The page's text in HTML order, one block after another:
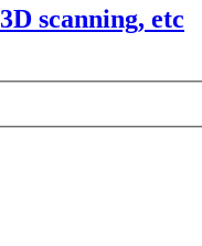
scanning, etc